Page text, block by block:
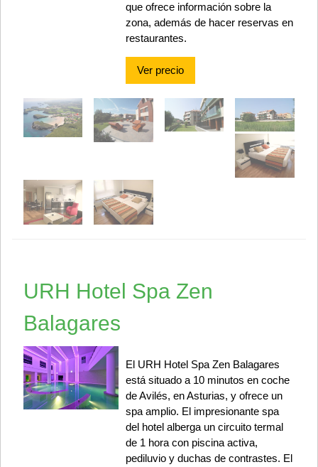
que ofrece información sobre la
zona, además de hacer reservas en
restaurantes.
Ver precio
URH Hotel Spa Zen
Balagares
El URH Hotel Spa Zen Balagares
está situado a 10 minutos en coche
de Avilés, en Asturias, y ofrece un
spa amplio. El impresionante spa
del hotel alberga un circuito termal
de 1 hora con piscina activa,
pediluvio y duchas de contrastes. El